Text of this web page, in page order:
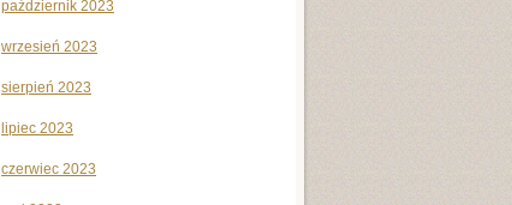
październik 2023
wrzesień 2023
sierpień 2023
lipiec 2023
czerwiec 2023